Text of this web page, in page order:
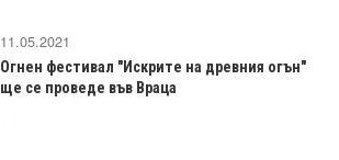
11.05.2021
Огнен фестивал "Искрите на древния огън"
ще се проведе във Враца